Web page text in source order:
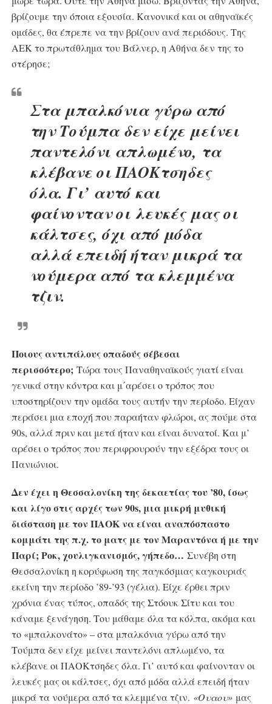
βρίζουμε την όποια εξουσία. Κανονικά και οι αθηναϊκές
ομάδες, θα έπρεπε να την βρίζουν ανά περιόδους. Της
ΑΕΚ το πρωτάθλημα του Βάλνερ, η Αθήνα δεν της το
στέρησε;
Στα μπαλκόνια γύρω από
την Τούμπα δεν είχε μείνει
παντελόνι απλωμένο, τα
κλέβανε οι ΠΑΟΚτσηδες
όλα. Γι’ αυτό και
φαίνονταν οι λευκές μας οι
κάλτσες, όχι από μόδα
αλλά επειδή ήταν μικρά τα
νούμερα από τα κλεμμένα
τζιν.
Ποιους αντιπάλους οπαδούς σέβεσαι
περισσότερο;Τώρα τους Παναθηναϊκούς γιατί είναι
γενικά στην κόντρα και μ΄αρέσει ο τρόπος που
υποστηρίζουν την ομάδα τους αυτήν την περίοδο. Είχαν
περάσει μια εποχή που παραήταν φλώροι, ας πούμε στα
90s, αλλά πριν και μετά ήταν και είναι δυνατοί. Και μ’
αρέσει ο τρόπος που περιφρουρούν την εξέδρα τους οι
Πανιώνιοι.
Δεν έχει η Θεσσαλονίκη της δεκαετίας του ’80, ίσως
και λίγο στις αρχές των 90s, μια μικρή μυθική
διάσταση με τον ΠΑΟΚ να είναι αναπόσπαστο
κομμάτι της π.χ. το ματς με τον Μαραντόνα ή με την
Παρί; Ροκ, χουλιγκανισμός, γήπεδο… Συνέβη στη
Θεσσαλονίκη η κορύφωση της παγκόσμιας καγκουριάς
εκείνη την περίοδο ’89-’93 (γέλια). Είχε έρθει πριν
χρόνια ένας τύπος, οπαδός της Στόουκ Σίτυ και του
κάναμε ξενάγηση. Του μάθαμε όλα τα κόλπα, ακόμα και
το «μπαλκονάτο» – στα μπαλκόνια γύρω από την
Τούμπα δεν είχε μείνει παντελόνι απλωμένο, τα
κλέβανε οι ΠΑΟΚτσηδες όλα. Γι’ αυτό και φαίνονταν οι
λευκές μας οι κάλτσες, όχι από μόδα αλλά επειδή ήταν
μικρά τα νούμερα από τα κλεμμένα τζιν. «Ουαου»μας